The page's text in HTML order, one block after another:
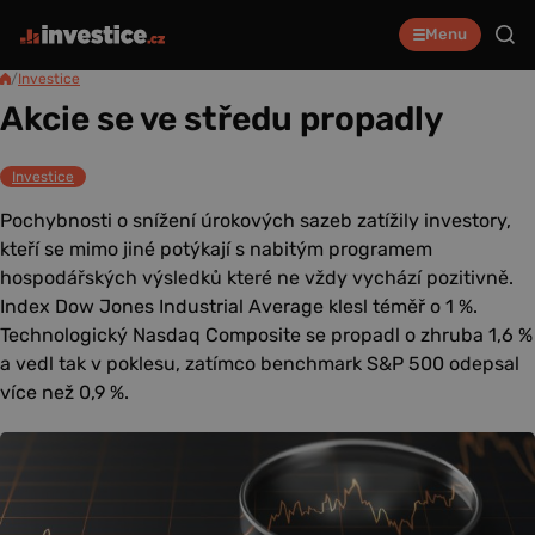
Menu
/Investice
Akcie se ve středu propadly
Investice
Pochybnosti o snížení úrokových sazeb zatížily investory,
kteří se mimo jiné potýkají s nabitým programem
hospodářských výsledků které ne vždy vychází pozitivně.
Index Dow Jones Industrial Average klesl téměř o 1 %.
Technologický Nasdaq Composite se propadl o zhruba 1,6 %
a vedl tak v poklesu, zatímco benchmark S&P 500 odepsal
více než 0,9 %.